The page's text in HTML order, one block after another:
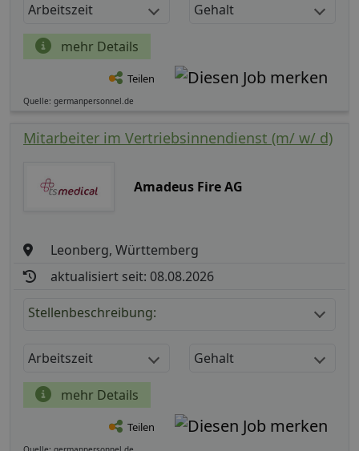
Arbeitszeit Gehalt
mehr Details
Teilen
Quelle: germanpersonnel.de
Mitarbeiter im Vertriebsinnendienst (m/ w/ d)
Amadeus Fire AG
Leonberg, Württemberg
aktualisiert seit: 08.08.2026
Stellenbeschreibung:
Arbeitszeit Gehalt
mehr Details
Teilen